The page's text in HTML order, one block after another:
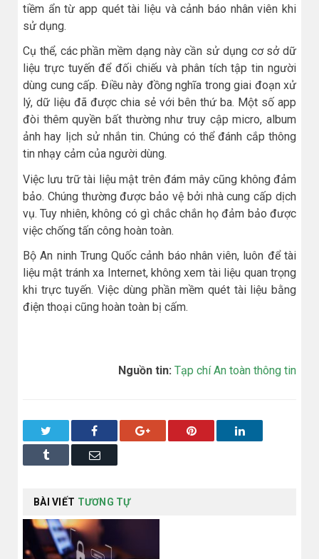
tiềm ẩn từ app quét tài liệu và cảnh báo nhân viên khi
sử dụng.
Cụ thể, các phần mềm dạng này cần sử dụng cơ sở dữ
liệu trực tuyến để đối chiếu và phân tích tập tin người
dùng cung cấp. Điều này đồng nghĩa trong giai đoạn xử
lý, dữ liệu đã được chia sẻ với bên thứ ba. Một số app
đòi thêm quyền bất thường như truy cập micro, album
ảnh hay lịch sử nhắn tin. Chúng có thể đánh cắp thông
tin nhạy cảm của người dùng.
Việc lưu trữ tài liệu mật trên đám mây cũng không đảm
bảo. Chúng thường được bảo vệ bởi nhà cung cấp dịch
vụ. Tuy nhiên, không có gì chắc chắn họ đảm bảo được
việc chống tấn công hoàn toàn.
Bộ An ninh Trung Quốc cảnh báo nhân viên, luôn để tài
liệu mật tránh xa Internet, không xem tài liệu quan trọng
khi trực tuyến. Việc dùng phần mềm quét tài liệu bằng
điện thoại cũng hoàn toàn bị cấm.
Nguồn tin: Tạp chí An toàn thông tin
Facebook Google+ Pinterest LinkedIn
Tumblr Email
BÀI VIẾT TƯƠNG TỰ